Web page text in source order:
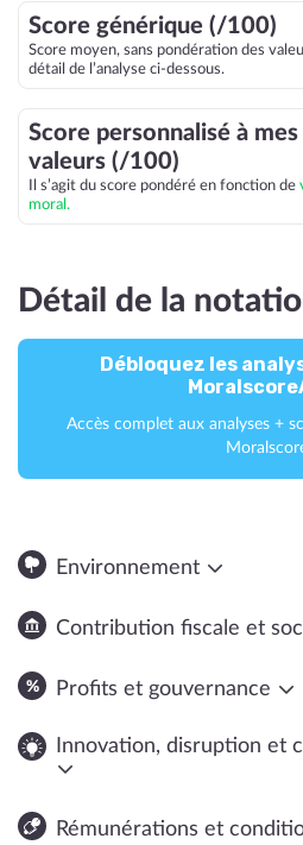
Score générique (/100)
Score moyen, sans pondération des
détail de l’analyse ci-dessous.
Score personnalisé à mes
valeurs (/100)
Il s’agit du score pondéré en fonction de
moral.
Détail de la
Débloquez les
Accès complet aux analyses +
Environnement
Contribution fiscale et
Profits et gouvernance
Innovation, disruption et
Rémunérations et